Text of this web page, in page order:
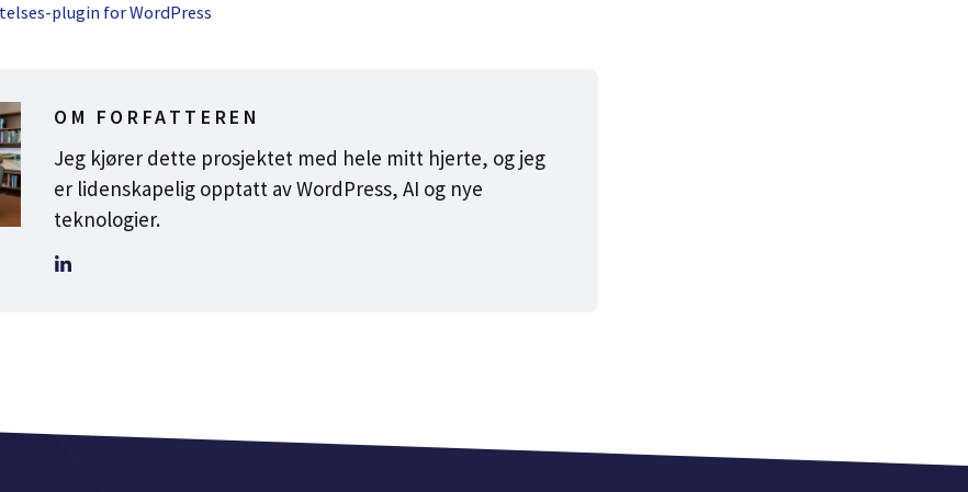
plugin for WordPress
OM FORFATTEREN
Jeg kjører dette prosjektet med hele mitt hjerte, og jeg
er lidenskapelig opptatt av WordPress, AI og nye
teknologier.